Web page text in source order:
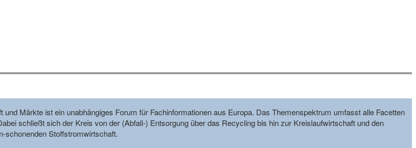
Märkte ist ein unabhängiges Forum für Fachinformationen aus Europa. Das Themenspektrum umfasst alle Facetten
schließt sich der Kreis von der (Abfall-) Entsorgung über das Recycling bis hin zur Kreislaufwirtschaft und den
schonenden Stoffstromwirtschaft.